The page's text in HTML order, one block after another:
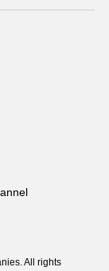
All rights